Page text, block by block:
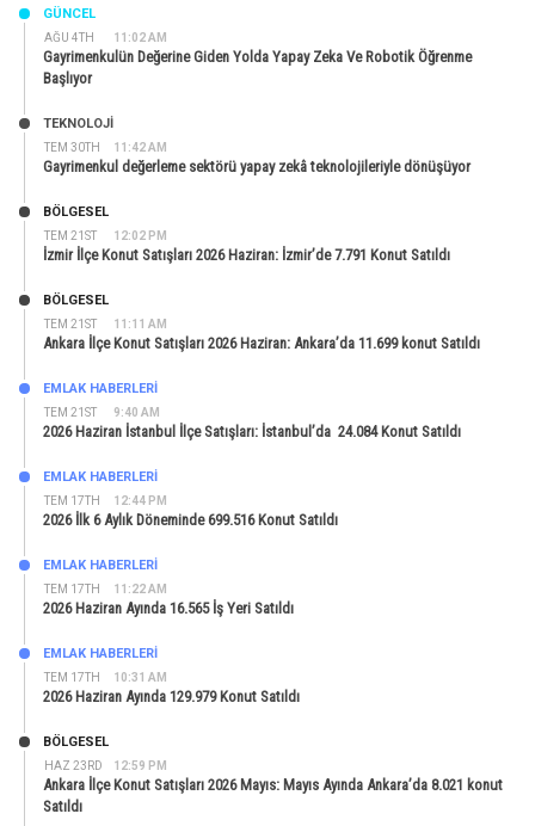
AĞU 4TH 11:02 AM
GÜNCEL
Gayrimenkulün Değerine Giden Yolda Yapay Zeka Ve Robotik Öğrenme
Başlıyor
TEM 30TH 11:42 AM
TEKNOLOJİ
Gayrimenkul değerleme sektörü yapay zekâ teknolojileriyle dönüşüyor
TEM 21ST 12:02 PM
BÖLGESEL
İzmir İlçe Konut Satışları 2026 Haziran: İzmir’de 7.791 Konut Satıldı
TEM 21ST 11:11 AM
BÖLGESEL
Ankara İlçe Konut Satışları 2026 Haziran: Ankara’da 11.699 konut Satıldı
TEM 21ST 9:40 AM
EMLAK HABERLERI
2026 Haziran İstanbul İlçe Satışları: İstanbul’da 24.084 Konut Satıldı
TEM 17TH 12:44 PM
EMLAK HABERLERI
2026 İlk 6 Aylık Döneminde 699.516 Konut Satıldı
TEM 17TH 11:22 AM
EMLAK HABERLERI
2026 Haziran Ayında 16.565 İş Yeri Satıldı
TEM 17TH 10:31 AM
EMLAK HABERLERI
2026 Haziran Ayında 129.979 Konut Satıldı
HAZ 23RD 12:59 PM
BÖLGESEL
Ankara İlçe Konut Satışları 2026 Mayıs: Mayıs Ayında Ankara’da 8.021 konut
Satıldı